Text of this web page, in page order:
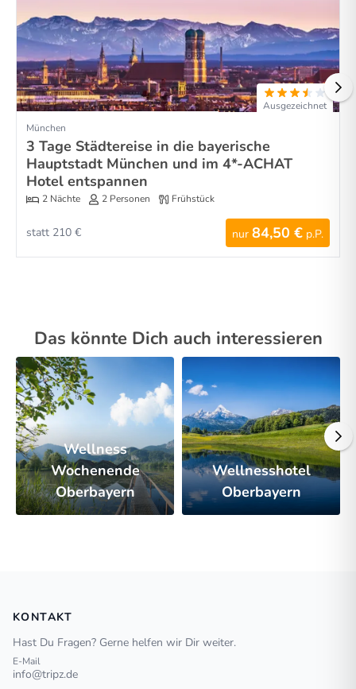
Ausgezeichnet
München
3 Tage Städtereise in die bayerische
Hauptstadt München und im 4*-ACHAT
Hotel entspannen
2 Nächte 2 Personen Frühstück
nur 84,50 € p.P.
statt 210 €
Das könnte Dich auch interessieren
Wellness
Wochenende
Oberbayern
Wellnesshotel
Oberbayern
KONTAKT
Hast Du Fragen? Gerne helfen wir Dir weiter.
E-Mail
info@tripz.de